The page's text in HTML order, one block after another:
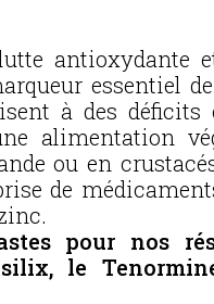
antioxydante
essentiel
à des déficits
alimentation
ou en
de
pour nos
le